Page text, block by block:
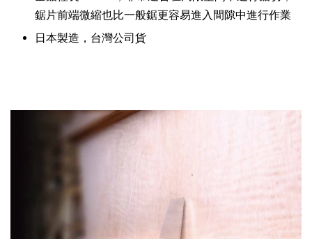
鋸片前端微縮也比一般鋸更容易進入間隙中進行作業
日本製造，台灣公司貨